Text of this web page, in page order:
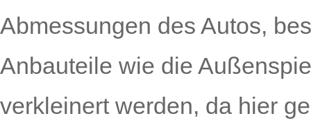
Abmessungen des Autos,
Anbauteile wie die
verkleinert werden, da hier